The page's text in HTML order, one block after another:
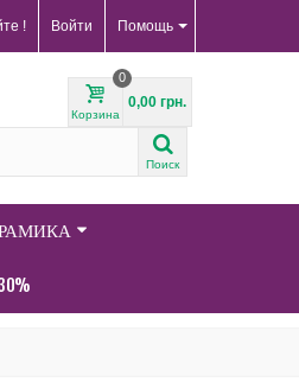
Помощь
! Войти
Корзина
0
0,00 грн.
Поиск